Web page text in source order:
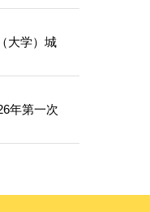
大学）城
年第一次